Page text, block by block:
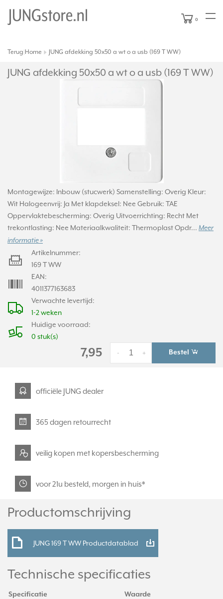
0
Terug Home JUNG afdekking 50x50 a wt o a usb (169 T WW)
JUNG afdekking 50x50 a wt o a usb (169 T WW)
Montagewijze: Inbouw (stucwerk) Samenstelling: Overig Kleur:
Wit Halogeenvrij: Ja Met klapdeksel: Nee Gebruik: TAE
Oppervlaktebescherming: Overig Uitvoerrichting: Recht Met
trekontlasting: Nee Materiaalkwaliteit: Thermoplast Opdr... Meer
informatie »
Verwachte levertijd:
1-2 weken
Huidige voorraad:
0 stuk(s)
Artikelnummer:
169 T WW
EAN:
4011377163683
7,95 +
- Bestel
officiële JUNG dealer
365 dagen retourrecht
veilig kopen met kopersbescherming
voor 21u besteld, morgen in huis*
Productomschrijving
JUNG 169 T WW Productdatablad
Technische specificaties
Specificatie Waarde